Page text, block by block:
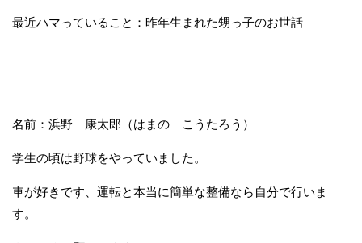
最近ハマっていること：昨年生まれた甥っ子のお世話
名前：浜野 康太郎（はまの こうたろう）
学生の頃は野球をやっていました。
車が好きです、運転と本当に簡単な整備なら自分で行いま
す。